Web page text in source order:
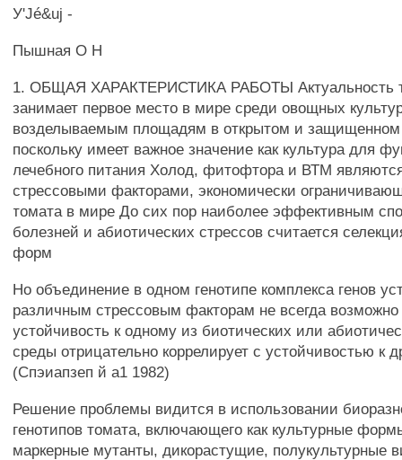
У'Jé&uj -
Пышная О Н
1. ОБЩАЯ ХАРАКТЕРИСТИКА РАБОТЫ Актуальность
занимает первое место в мире среди овощных
возделываемым площадям в открытом и защищенном
поскольку имеет важное значение как культура для
лечебного питания Холод, фитофтора и ВТМ
стрессовыми факторами, экономически
томата в мире До сих пор наиболее эффективным
болезней и абиотических стрессов считается
форм
Но объединение в одном генотипе комплекса генов
различным стрессовым факторам не всегда возможно
устойчивость к одному из биотических или
среды отрицательно коррелирует с устойчивостью к
(Спэиапзеп й а1 1982)
Решение проблемы видится в использовании
генотипов томата, включающего как культурные
маркерные мутанты, дикорастущие, полукультурные